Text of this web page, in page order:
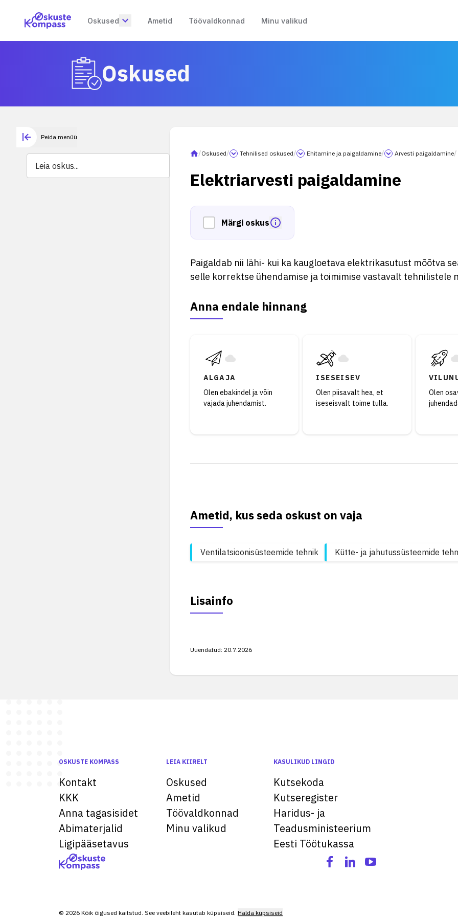
Oskused Ametid Töövaldkonnad Minu valikud
Oskused
Peida menüü
/Oskused/ Tehnilised oskused/ Ehitamine ja paigaldamine/ Arvesti paigaldamine/
Elektriarvesti paigaldamine
Märgi oskus
Paigaldab nii lähi- kui ka kaugloetava elektrikasutust mõõtva
selle korrektse ühendamise ja toimimise vastavalt tehnilistele
Anna endale hinnang
ALGAJA
Olen ebakindel ja võin
vajada juhendamist.
ISESEISEV
Olen piisavalt hea, et
iseseisvalt toime tulla.
Olen
Ametid, kus seda oskust on vaja
Ventilatsioonisüsteemide tehnik Kütte- ja jahutussüsteemide
Lisainfo
Uuendatud: 20.7.2026
OSKUSTE KOMPASS
Kontakt
KKK
Anna tagasisidet
Abimaterjalid
Ligipääsetavus
LEIA KIIRELT
Oskused
Ametid
Töövaldkonnad
Minu valikud
KASULIKUD LINGID
Kutsekoda
Kutseregister
Haridus- ja
Teadusministeerium
Eesti Töötukassa
© 2026 Kõik õigused kaitstud. See veebileht kasutab küpsiseid. Halda küpsiseid